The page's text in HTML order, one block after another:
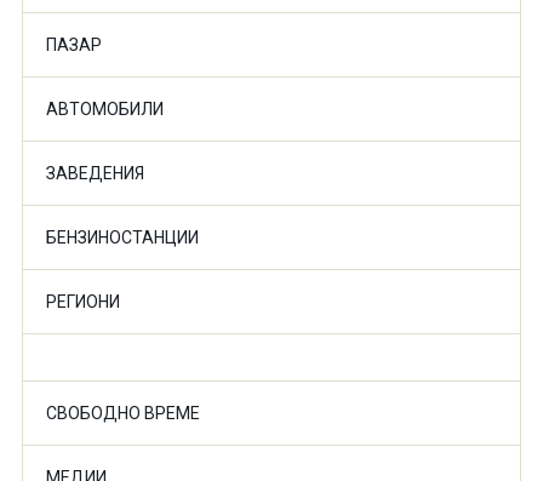
ПАЗАР
АВТОМОБИЛИ
ЗАВЕДЕНИЯ
БЕНЗИНОСТАНЦИИ
РЕГИОНИ
СВОБОДНО ВРЕМЕ